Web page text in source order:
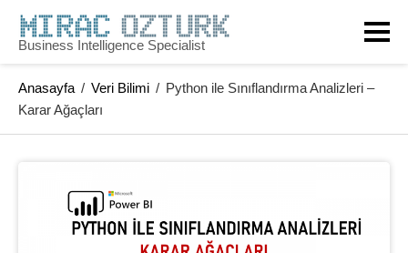
Business Intelligence Specialist
Anasayfa / Veri Bilimi / Python ile Sınıflandırma Analizleri –
Karar Ağaçları